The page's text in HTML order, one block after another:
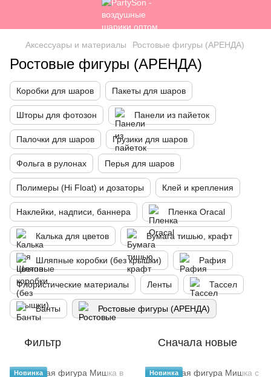
Аксессуары и материалы Ростовые фигуры (АРЕНДА)
Ростовые фигуры (АРЕНДА)
Коробки для шаров Пакеты для шаров
Шторы для фотозон Панели из пайеток
Палочки для шаров Грузики для шаров
Фольга в рулонах Перья для шаров
Полимеры (Hi Float) и дозаторы Клей и крепления
Наклейки, надписи, баннера Пленка Oracal
Калька для цветов Бумага тишью, крафт
Шляпные коробки (без крышки) Рафия
Флористические материалы Ленты Тассел
Банты Ростовые фигуры (АРЕНДА)
Фильтр Сначала новые
Новинка Новинка